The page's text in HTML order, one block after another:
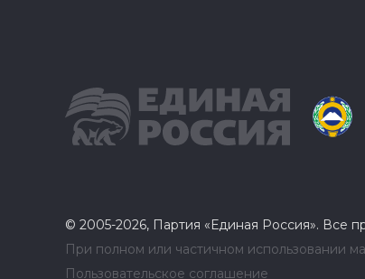
© 2005-2026, Партия «Единая Россия». Все
При полном или частичном использовании
Пользовательское соглашение